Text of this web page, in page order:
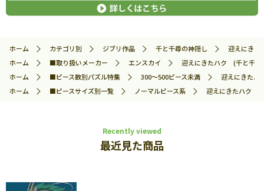
ホーム カテゴリ別 ジブリ作品 千と千尋の神隠し
迎えにき
ホーム
■取り扱いメーカー エンスカイ
迎えにきたハク (千と千
ホーム
■ピース数別パズル特集 300～500ピース未満
迎えにきた
ホーム
■ピースサイズ別一覧 ノーマルピース系 迎えにきたハク (
Recently viewed
最近見た商品